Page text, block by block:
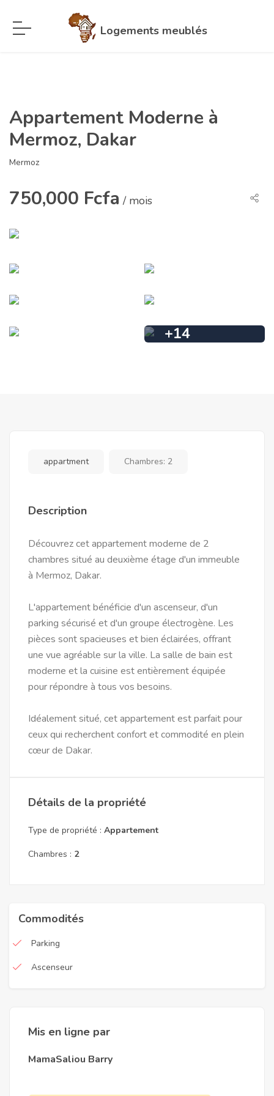
Logements meublés
Appartement Moderne à
Mermoz, Dakar
Mermoz
750,000 Fcfa / mois
+14
appartment Chambres: 2
Description
Découvrez cet appartement moderne de 2
chambres situé au deuxième étage d'un immeuble
à Mermoz, Dakar.
L'appartement bénéficie d'un ascenseur, d'un
parking sécurisé et d'un groupe électrogène. Les
pièces sont spacieuses et bien éclairées, offrant
une vue agréable sur la ville. La salle de bain est
moderne et la cuisine est entièrement équipée
pour répondre à tous vos besoins.
Idéalement situé, cet appartement est parfait pour
ceux qui recherchent confort et commodité en plein
cœur de Dakar.
Détails de la propriété
Type de propriété : Appartement
Chambres : 2
Commodités
Parking
Ascenseur
Mis en ligne par
MamaSaliou Barry